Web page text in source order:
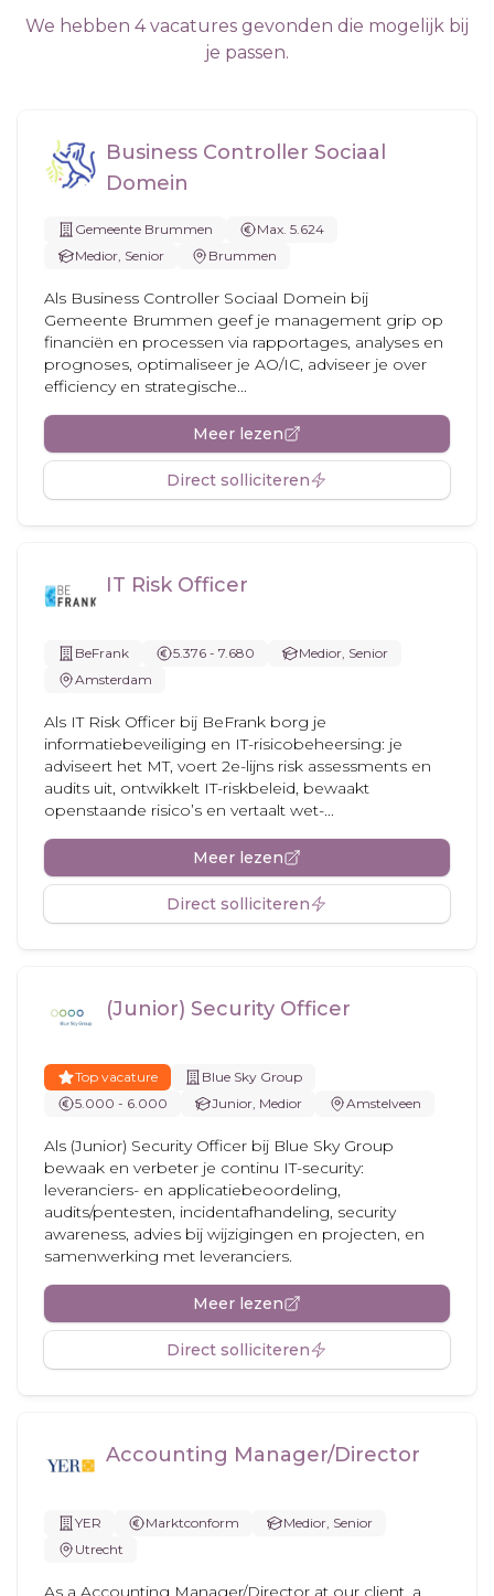
We hebben 4 vacatures gevonden die mogelijk bij
je passen.
Business Controller Sociaal
Domein
Gemeente Brummen
Max. 5.624
Medior, Senior
Brummen
Als Business Controller Sociaal Domein bij
Gemeente Brummen geef je management grip op
financiën en processen via rapportages, analyses en
prognoses, optimaliseer je AO/IC, adviseer je over
efficiency en strategische...
Meer lezen
Direct solliciteren
IT Risk Officer
BeFrank 5.376 - 7.680
Medior, Senior
Amsterdam
Als IT Risk Officer bij BeFrank borg je
informatiebeveiliging en IT-risicobeheersing: je
adviseert het MT, voert 2e-lijns risk assessments en
audits uit, ontwikkelt IT-riskbeleid, bewaakt
openstaande risico’s en vertaalt wet-...
Meer lezen
Direct solliciteren
(Junior) Security Officer
Top vacature
Blue Sky Group
5.000 - 6.000
Junior, Medior Amstelveen
Als (Junior) Security Officer bij Blue Sky Group
bewaak en verbeter je continu IT-security:
leveranciers- en applicatiebeoordeling,
audits/pentesten, incidentafhandeling, security
awareness, advies bij wijzigingen en projecten, en
samenwerking met leveranciers.
Meer lezen
Direct solliciteren
Accounting Manager/Director
YER Marktconform
Medior, Senior
Utrecht
As a Accounting Manager/Director at our client, a